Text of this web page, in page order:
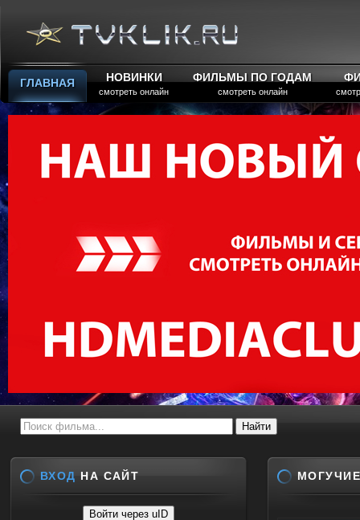
ГЛАВНАЯ НОВИНКИ
смотреть онлайн
ФИЛЬМЫ ПО ГОДАМ
смотреть онлайн
ВХОД НА САЙТ
Войти через uID